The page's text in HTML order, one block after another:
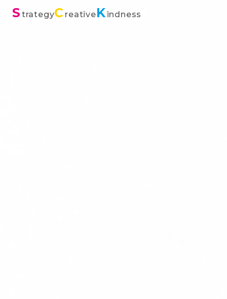
S trategyC reativeKindness